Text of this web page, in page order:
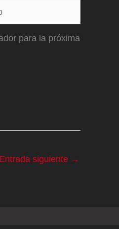
para la próxima
Entrada siguiente →